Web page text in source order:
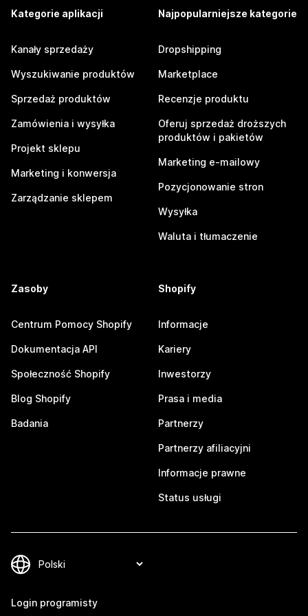
Kategorie aplikacji
Kanały sprzedaży
Wyszukiwanie produktów
Sprzedaż produktów
Zamówienia i wysyłka
Projekt sklepu
Marketing i konwersja
Zarządzanie sklepem
Najpopularniejsze kategorie
Dropshipping
Marketplace
Recenzje produktu
Oferuj sprzedaż droższych
produktów i pakietów
Marketing e-mailowy
Pozycjonowanie stron
Wysyłka
Waluta i tłumaczenie
Zasoby
Centrum Pomocy Shopify
Dokumentacja API
Społeczność Shopify
Blog Shopify
Badania
Shopify
Informacje
Kariery
Inwestorzy
Prasa i media
Partnerzy
Partnerzy afiliacyjni
Informacje prawne
Status usługi
Login programisty